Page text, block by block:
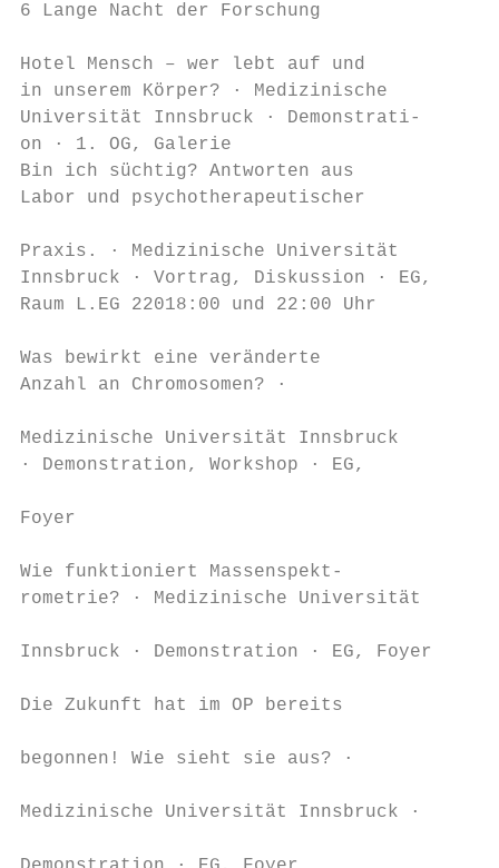
6 Lange Nacht der Forschung                                                                                                                Nummer 96-BG3 | Montag, 9. April 2018

Hotel Mensch – wer lebt auf und         1. OG, Galerie                            Uhr (20 min)                              · Institut für Fachdidaktik, Bereich     einfache und intuitive Weise bei-
in unserem Körper? · Medizinische       Wie wir mit neuen Technologien            Wie wird Temperaturstress und             Didaktik der Naturwissenschaften,        bringen, bestimmte Handgriffe
Universität Innsbruck · Demonstrati-    die Anwendung für PatientInnen            Eisbildung in Pflanzen detek-             Geographie, Informatik und Mathe-        zuverlässig auszuführen? · Institut
on · 1. OG, Galerie                     einfach und sicher machen · No-           tiert? · Institut für Botanik · Demons-   matik · Workshop, Mitmach-Station ·      für Informatik · Mitmach-Station ·
Bin ich süchtig? Antworten aus          vartis · Demonstration · 1. OG, Galerie   tration · HSB                             Technikerstr. 13b, HSB 3                 Technikerstr. 21a, 1. Stock, Raum
Labor und psychotherapeutischer                                                                                             Leben im Eis – ist das denn              2M04
                                        Biosol – mehr als nur ein Dünge-          #tolo – trees only live once. Stres-
Praxis. · Medizinische Universität      mittel · Novartis · Demonstration ·       sige Zukunft für unsere Bäume? ·          möglich? · Institut für Ökologie ·       Wieso ist Logik 1000-mal wichti-
Innsbruck · Vortrag, Diskussion · EG,   1. OG, Galerie                            Institut für Botanik · Demonstration,     Demonstration, Mitmach-Station ·         ger als Rechenleistung? · Institut
Raum L.EG 22018:00 und 22:00 Uhr                                                  Mitmach-Station · HSB                     Technikerstr. 13b, HSB 3                 für Informatik · Vortrag · Technikerstr.
                                        Auf dem Weg zur Pharmaindust-                                                                                                21a, EG, SR 2 · 19:00, 21:00 Uhr